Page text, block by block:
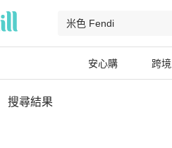
安心購 跨
搜尋結果